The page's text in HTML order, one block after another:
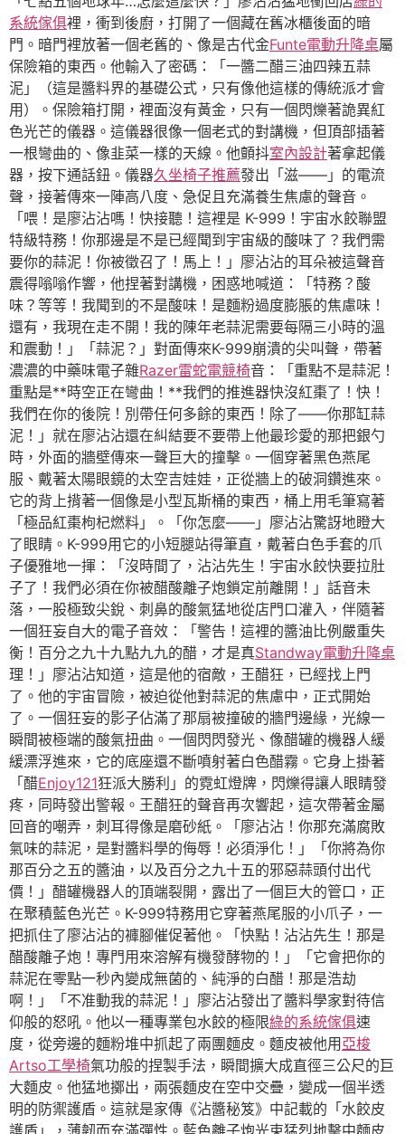
系統傢俱裡，衝到後廚，打開了一個藏在舊冰櫃後面的暗
門。暗門裡放著一個老舊的、像是古代金Funte電動升降桌屬
保險箱的東西。他輸入了密碼：「一醬二醋三油四辣五蒜
泥」（這是醬料界的基礎公式，只有像他這樣的傳統派才會
用）。保險箱打開，裡面沒有黃金，只有一個閃爍著詭異紅
色光芒的儀器。這儀器很像一個老式的對講機，但頂部插著
一根彎曲的、像韭菜一樣的天線。他顫抖室內設計著拿起儀
器，按下通話鈕。儀器久坐椅子推薦發出「滋——」的電流
聲，接著傳來一陣高八度、急促且充滿養生焦慮的聲音。
「喂！是廖沾沾嗎！快接聽！這裡是 K-999！宇宙水餃聯盟
特級特務！你那邊是不是已經聞到宇宙級的酸味了？我們需
要你的蒜泥！你被徵召了！馬上！」廖沾沾的耳朵被這聲音
震得嗡嗡作響，他捏著對講機，困惑地喊道：「特務？酸
味？等等！我聞到的不是酸味！是麵粉過度膨脹的焦慮味！
還有，我現在走不開！我的陳年老蒜泥需要每隔三小時的溫
和震動！」「蒜泥？」對面傳來K-999崩潰的尖叫聲，帶著
濃濃的中藥味電子雜Razer雷蛇電競椅音：「重點不是蒜泥！
重點是**時空正在彎曲！**我們的推進器快沒紅棗了！快！
我們在你的後院！別帶任何多餘的東西！除了——你那缸蒜
泥！」就在廖沾沾還在糾結要不要帶上他最珍愛的那把銀勺
時，外面的牆壁傳來一聲巨大的撞擊。一個穿著黑色燕尾
服、戴著太陽眼鏡的太空吉娃娃，正從牆上的破洞鑽進來。
它的背上揹著一個像是小型瓦斯桶的東西，桶上用毛筆寫著
「極品紅棗枸杞燃料」。「你怎麼——」廖沾沾驚訝地瞪大
了眼睛。K-999用它的小短腿站得筆直，戴著白色手套的爪
子優雅地一揮：「沒時間了，沾沾先生！宇宙水餃快要拉肚
子了！我們必須在你被醋酸離子炮鎖定前離開！」話音未
落，一股極致尖銳、刺鼻的酸氣猛地從店門口灌入，伴隨著
一個狂妄自大的電子音效：「警告！這裡的醬油比例嚴重失
衡！百分之九十九點九九的醋，才是真Standway電動升降桌
理！」廖沾沾知道，這是他的宿敵，王醋狂，已經找上門
了。他的宇宙冒險，被迫從他對蒜泥的焦慮中，正式開始
了。一個狂妄的影子佔滿了那扇被撞破的牆門邊緣，光線一
瞬間被極端的酸氣扭曲。一個閃閃發光、像醋罐的機器人緩
緩漂浮進來，它的底座還不斷噴射著白色醋霧。它身上掛著
「醋Enjoy121狂派大勝利」的霓虹燈牌，閃爍得讓人眼睛發
疼，同時發出警報。王醋狂的聲音再次響起，這次帶著金屬
回音的嘲弄，刺耳得像是磨砂紙。「廖沾沾！你那充滿腐敗
氣味的蒜泥，是對醬料學的侮辱！必須淨化！」「你將為你
那百分之五的醬油，以及百分之九十五的邪惡蒜頭付出代
價！」醋罐機器人的頂端裂開，露出了一個巨大的管口，正
在聚積藍色光芒。K-999特務用它穿著燕尾服的小爪子，一
把抓住了廖沾沾的褲腳催促著他。「快點！沾沾先生！那是
醋酸離子炮！專門用來溶解有機發酵物的！」「它會把你的
蒜泥在零點一秒內變成無菌的、純淨的白醋！那是浩劫
啊！」「不准動我的蒜泥！」廖沾沾發出了醬料學家對待信
仰般的怒吼。他以一種專業包水餃的極限綠的系統傢俱速
度，從旁邊的麵粉堆中抓起了兩團麵皮。麵皮被他用亞梭
Artso工學椅氣功般的捏製手法，瞬間擴大成直徑三公尺的巨
大麵皮。他猛地擲出，兩張麵皮在空中交疊，變成一個半透
明的防禦護盾。這就是家傳《沾醬秘笈》中記載的「水餃皮
護盾」，薄韌而充滿彈性。藍色離子炮光束猛烈地擊中麵皮